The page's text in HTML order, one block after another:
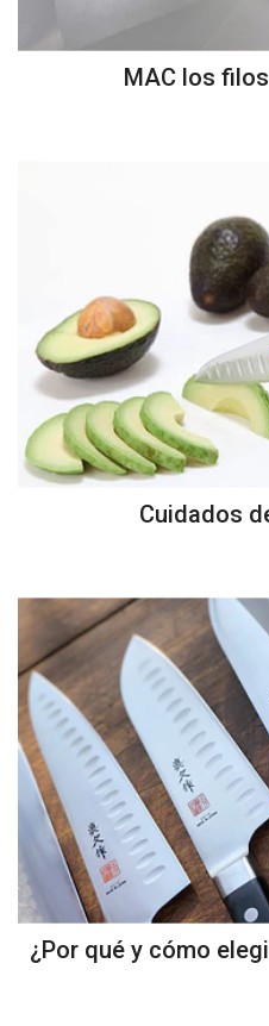
MAC los
Cuidados
¿Por qué y cómo